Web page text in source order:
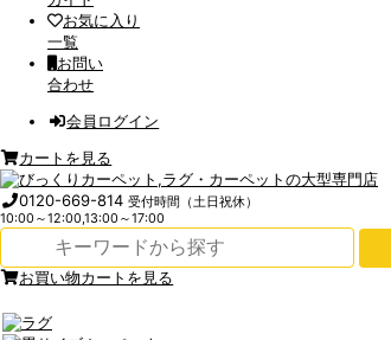
お気に入り
一覧
お問い
合わせ
会員ログイン
カートを見る
0120-669-814受付時間（土日祝休）
10:00～12:00,13:00～17:00
お買い物カートを見る